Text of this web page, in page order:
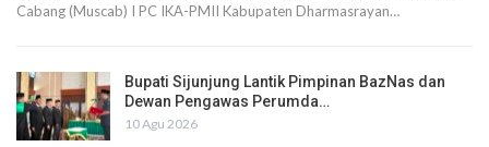
Cabang (Muscab) I PC IKA-PMII Kabupaten Dharmasrayan…
Bupati Sijunjung Lantik Pimpinan BazNas dan
Dewan Pengawas Perumda…
10 Agu 2026